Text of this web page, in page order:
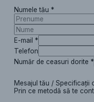
Numele tău*
E-mail*
Telefon
Număr de ceasuri dorite*
Mesajul tău / Specificații
Prin ce metodă să te